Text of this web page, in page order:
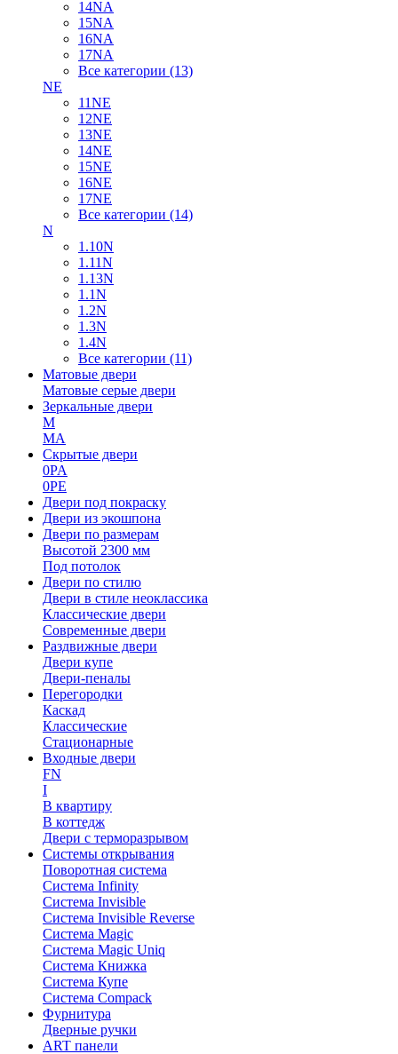
14NA
15NA
16NA
17NA
Все категории (13)
NE
11NE
12NE
13NE
14NE
15NE
16NE
17NE
Все категории (14)
N
1.10N
1.11N
1.13N
1.1N
1.2N
1.3N
1.4N
Все категории (11)
Матовые двери
Матовые серые двери
Зеркальные двери
M
MA
Скрытые двери
0PA
0PE
Двери под покраску
Двери из экошпона
Двери по размерам
Высотой 2300 мм
Под потолок
Двери по стилю
Двери в стиле неоклассика
Классические двери
Современные двери
Раздвижные двери
Двери купе
Двери-пеналы
Перегородки
Каскад
Классические
Стационарные
Входные двери
FN
I
В квартиру
В коттедж
Двери с терморазрывом
Системы открывания
Поворотная система
Система Infinity
Система Invisible
Система Invisible Reverse
Система Magic
Система Magic Uniq
Система Книжка
Система Купе
Система Compack
Фурнитура
Дверные ручки
ART панели